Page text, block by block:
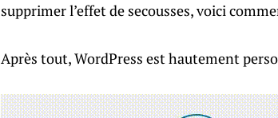
supprimer l’effet de secousses, voici
Après tout, WordPress est hautement